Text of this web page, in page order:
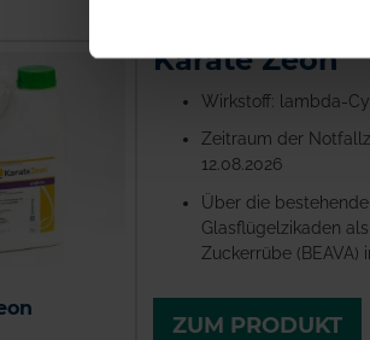
Karate Zeon
Wirkstoff: lambda-
Zeitraum der
12.08.2026
Über die
Glasflügelzikaden
Zuckerrübe (BEAVA)
ZUM PRODUKT